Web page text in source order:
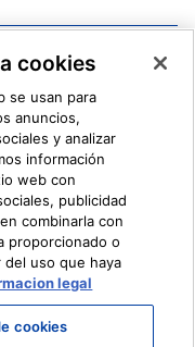
de Información
cookies
se usan para
anuncios,
y analizar
información
web con
publicidad
combinarla con
proporcionado o
del uso que haya
legal
cookies